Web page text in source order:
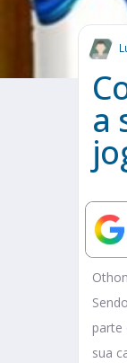
a
parte
sua